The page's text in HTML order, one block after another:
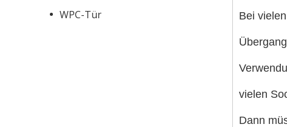
WPC-Tür
Bei
vielen
Dann